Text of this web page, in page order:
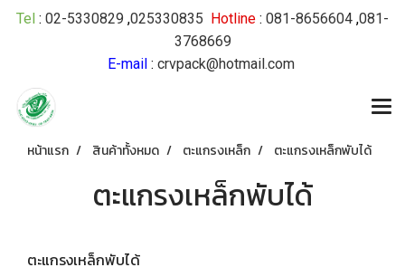
Tel : 02-5330829 ,025330835 Hotline : 081-8656604 ,081-
3768669
E-mail: crvpack@hotmail.com
หน้าแรก สินค้าทั้งหมด ตะแกรงเหล็ก ตะแกรงเหล็กพับได้
ตะแกรงเหล็กพับได้
ตะแกรงเหล็กพับได้